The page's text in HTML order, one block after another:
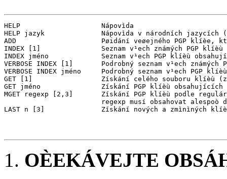
HELP                    Nápovìda
HELP jazyk              Nápovìda v národních jazycích
ADD                     Pøidání veøejného PGP klíèe,
INDEX [1]               Seznam v¹ech známých PGP
INDEX jméno             Seznam v¹ech PGP klíèù
VERBOSE INDEX [1]       Podrobný seznam v¹ech
VERBOSE INDEX jméno     Podrobný seznam v¹ech PGP
GET [1]                 Získání celého souboru klíèù
GET jméno               Získání PGP klíèù obsahujících
MGET regexp [2,3]       Získání PGP klíèù podle
regexp musí obsahovat alespoò
LAST n [3]              Získání nových a zmìnìných
OÈEKÁVEJTE